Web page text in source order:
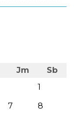
Jm
Sb
1
7
8